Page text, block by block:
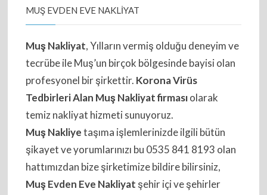
MUŞ EVDEN EVE NAKLİYAT
Muş Nakliyat, Yılların vermiş olduğu deneyim ve
tecrübe ile Muş’un birçok bölgesinde bayisi olan
profesyonel bir şirkettir. Korona Virüs
Tedbirleri Alan Muş Nakliyat firmasıolarak
temiz nakliyat hizmeti sunuyoruz.
Muş Nakliyetaşıma işlemlerinizde ilgili bütün
şikayet ve yorumlarınızı bu 0535 841 8193 olan
hattımızdan bize şirketimize bildire bilirsiniz,
Muş Evden Eve Nakliyat şehir içi ve şehirler